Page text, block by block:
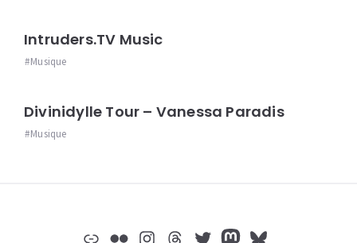
Intruders.TV Music
Musique
Divinidylle Tour – Vanessa Paradis
Musique
LienFlickrInstagram
Threads
Twitter
Mastodon
Bluesky